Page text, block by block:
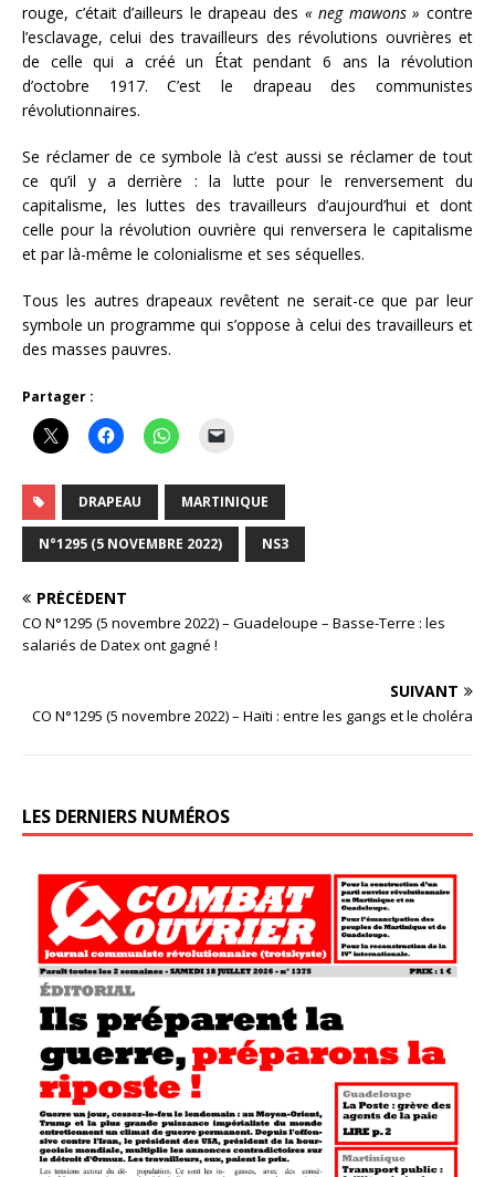
rouge, c’était d’ailleurs le drapeau des « neg mawons »contre
l’esclavage, celui des travailleurs des révolutions ouvrières et
de celle qui a créé un État pendant 6 ans la révolution
d’octobre 1917. C’est le drapeau des communistes
révolutionnaires.
Se réclamer de ce symbole là c’est aussi se réclamer de tout
ce qu’il y a derrière : la lutte pour le renversement du
capitalisme, les luttes des travailleurs d’aujourd’hui et dont
celle pour la révolution ouvrière qui renversera le capitalisme
et par là-même le colonialisme et ses séquelles.
Tous les autres drapeaux revêtent ne serait-ce que par leur
symbole un programme qui s’oppose à celui des travailleurs et
des masses pauvres.
Partager :
DRAPEAU MARTINIQUE
N°1295 (5 NOVEMBRE 2022) NS3
PRÉCÉDENT
CO N°1295 (5 novembre 2022) – Guadeloupe – Basse-Terre : les
salariés de Datex ont gagné !
SUIVANT
CO N°1295 (5 novembre 2022) – Haïti : entre les gangs et le choléra
LES DERNIERS NUMÉROS